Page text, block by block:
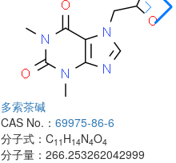
多索茶碱
CAS No.： 69975-86-6
分子式： C11 H14N4O4
分子量： 266.253262042999